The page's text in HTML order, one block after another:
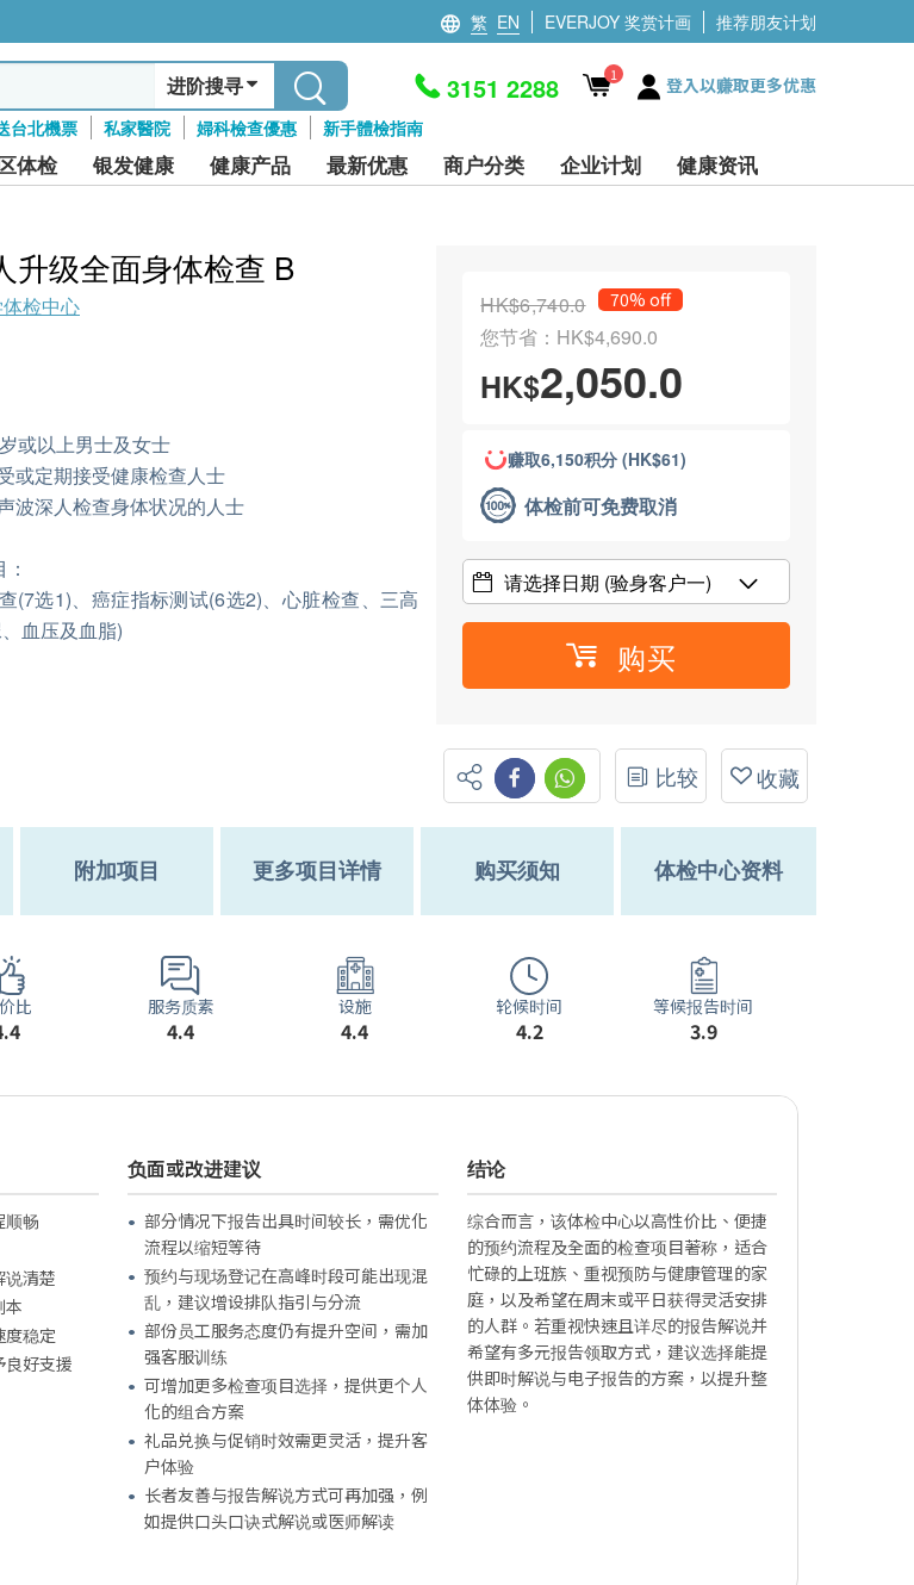
繁 EN EVERJOY 奖赏计画 推荐朋友计划
进阶搜寻
台北機票 私家醫院 婦科檢查優惠 新手體檢指南
3151 2288 1 登入以赚取更多优惠
体检 银发健康 健康产品 最新优惠 商户分类 企业计划 健康资讯
升级全面身体检查 B
检中心
或以上男士及女士
或定期接受健康检查人士
波深人检查身体状况的人士
(7选1)、癌症指标测试(6选2)、心脏检查、三高
血压及血脂)
HK$6,740.0 70% off
您节省：HK$4,690.0
HK$2,050.0
赚取6,150积分 (HK$61)
体检前可免费取消
请选择日期 (验身客户一)
购买
比较 收藏
附加项目 更多项目详情 购买须知 体检中心资料
比 服务质素
4.4
设施
4.4
轮候时间
4.2
等候报告时间
3.9
顺畅
说清楚
本
度稳定
好支援
负面或改进建议
部分情况下报告出具时间较长，需优化
流程以缩短等待
预约与现场登记在高峰时段可能出现混
乱，建议增设排队指引与分流
部份员工服务态度仍有提升空间，需加
强客服训练
可增加更多检查项目选择，提供更个人
化的组合方案
礼品兑换与促销时效需更灵活，提升客
户体验
长者友善与报告解说方式可再加强，例
如提供口头口诀式解说或医师解读
结论
综合而言，该体检中心以高性价比、便捷
的预约流程及全面的检查项目著称，适合
忙碌的上班族、重视预防与健康管理的家
庭，以及希望在周末或平日获得灵活安排
的人群。若重视快速且详尽的报告解说并
希望有多元报告领取方式，建议选择能提
供即时解说与电子报告的方案，以提升整
体体验。